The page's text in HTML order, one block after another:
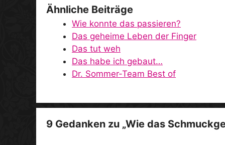
Ähnliche Beiträge
Wie konnte das passieren?
Das geheime Leben der Finger
Das tut weh
Das habe ich gebaut…
Dr. Sommer-Team Best of
9 Gedanken zu „Wie das